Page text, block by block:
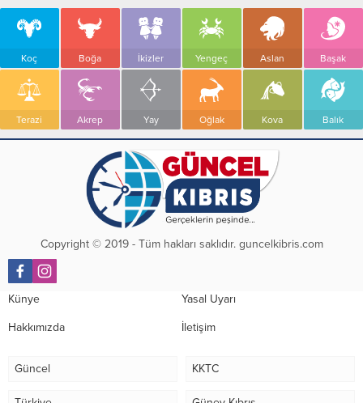
Koç Boğa İkizler Yengeç Aslan Başak
Terazi Akrep Yay Oğlak Kova Balık
Copyright © 2019 - Tüm hakları saklıdır. guncelkibris.com
Künye Yasal Uyarı
Hakkımızda İletişim
Güncel KKTC